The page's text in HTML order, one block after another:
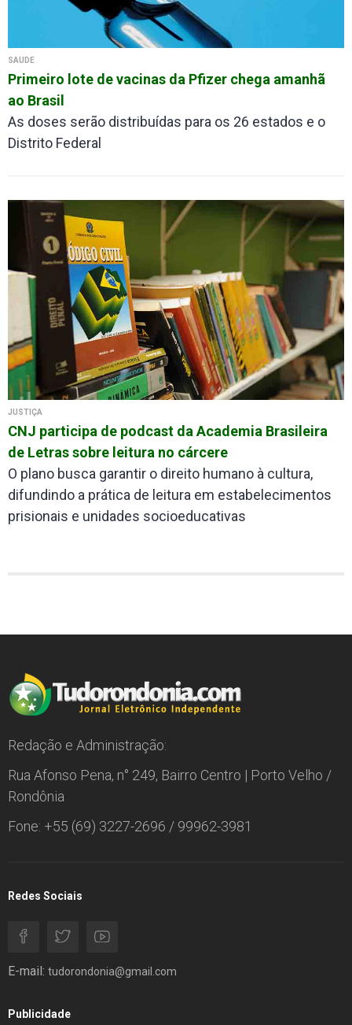
SAÚDE
Primeiro lote de vacinas da Pfizer chega amanhã
ao Brasil
As doses serão distribuídas para os 26 estados e o
Distrito Federal
JUSTIÇA
CNJ participa de podcast da Academia Brasileira
de Letras sobre leitura no cárcere
O plano busca garantir o direito humano à cultura,
difundindo a prática de leitura em estabelecimentos
prisionais e unidades socioeducativas
Redação e Administração:
Rua Afonso Pena, n° 249, Bairro Centro | Porto Velho /
Rondônia
Fone: +55 (69) 3227-2696 / 99962-3981
Redes Sociais
E-mail: tudorondonia@gmail.com
Publicidade